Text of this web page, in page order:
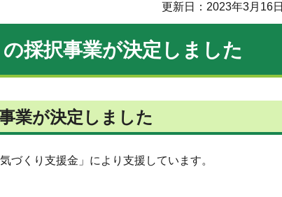
更新日：2023年3月16日
採択事業が決定しました
業が決定しました
り支援金」により支援しています。